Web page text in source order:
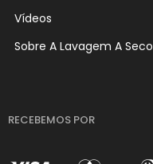
Vídeos
Sobre A Lavagem A Seco
RECEBEMOS POR